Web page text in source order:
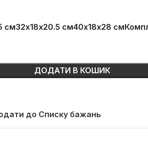
см32х18х20.5 см40х18х28 см
ДОДАТИ В КОШИК
до Списку бажань